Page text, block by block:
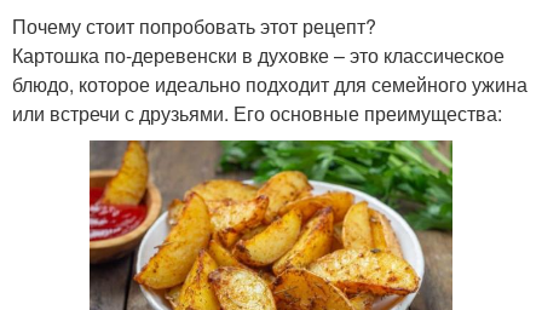
Почему стоит попробовать этот рецепт?
Картошка по-деревенски в духовке – это классическое
блюдо, которое идеально подходит для семейного ужина
или встречи с друзьями. Его основные преимущества: